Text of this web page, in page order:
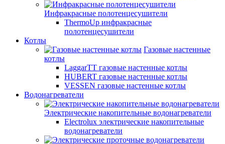
Инфракрасные полотенцесушители
ThermoUp инфракрасные
полотенцесушители
Котлы
Газовые настенные
котлы
LaggarTT газовые настенные котлы
HUBERT газовые настенные котлы
VESSEN газовые настенные котлы
Водонагреватели
Электрические накопительные водонагреватели
Electrolux электрические накопительные
водонагреватели